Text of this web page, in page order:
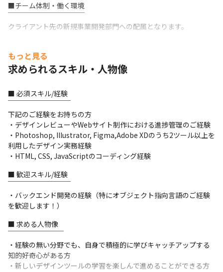
■チーム体制・働く環境
￣￣￣￣￣￣￣￣￣￣￣
クライアント先の新規事業開発部門への配属となります。
会インフラの領域を中心に
社会の課題解決を目指して継続的なイノベーション創出に取り組
んでいます。
同部門の開発チームは、大きく以下2つのチームに分かれていま
①アプリ開発チーム：Python/Flutterをメインとしたサーバレス
環境（AWS）での開発を推進
②デザインチーム：UI/UXデザイン、フロントエンド開発を推進
今回はデザインチームを弊社のメンバーで立ち上げたいという要
弊社で5名のデザイナーチームを構成し、チーム体制でご支援に入
■過去の開発事例
・空間可視化IoTソリューション（CO2濃度などを含む環境データ
・トラフィックカウンタシステム（交通量データを収集しビジネ
ス活用するシステム）
・工場の稼働率改善ソリューション（設備の稼働状況を可視化し
もっと見る
求められるスキル・人物像
■ 必須スキル/経験
￣￣￣￣￣￣￣￣￣
下記のご経験をお持ちの方
・デザインレビューやWebサイト制作における進捗管理のご経験
・Photoshop, Illustrator, Figma,Adobe XDのうち2ツール以上を
利用したデザイン実務経験
・HTML, CSS, JavaScriptのコーディング経験
■ 歓迎スキル/経験
￣￣￣￣￣￣￣￣￣
・バックエンド開発の経験（特にオブジェクト指向言語のご経験
を歓迎します！）
■ 求める人物像
￣￣￣￣￣￣￣￣
・経験の無い分野でも、自身で積極的に学びキャッチアップする
知的好奇心がある方
・新しいデザインツールの学習を楽しんで進めることができる方